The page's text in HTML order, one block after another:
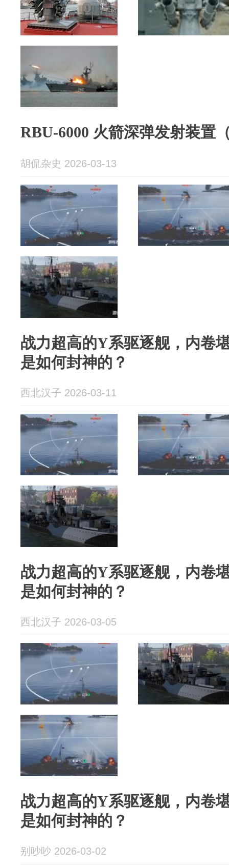
RBU-6000 火箭深弹发射装置
胡侃杂史 2026-03-13
战力超高的Y系驱逐舰，内卷
是如何封神的？
西北汉子 2026-03-11
战力超高的Y系驱逐舰，内卷
是如何封神的？
西北汉子 2026-03-05
战力超高的Y系驱逐舰，内卷
是如何封神的？
别吵吵 2026-03-02